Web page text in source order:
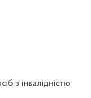
з інвалідністю